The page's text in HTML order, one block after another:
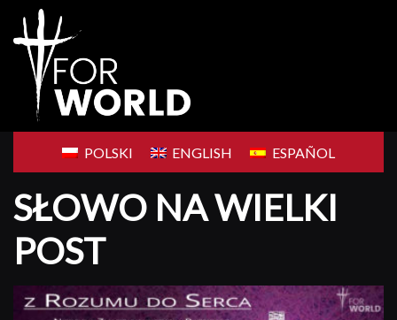
content
POLSKI ENGLISH ESPAÑOL
SŁOWO NA WIELKI
POST